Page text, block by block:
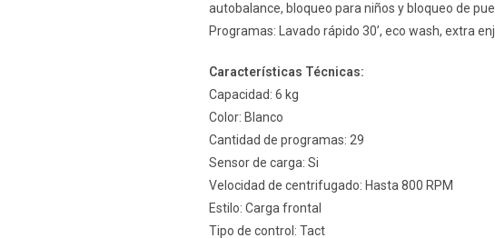
autobalance, bloqueo para niños y bloqueo de
Programas: Lavado rápido 30’, eco wash, extra
Características Técnicas:
Capacidad: 6 kg
Color: Blanco
Cantidad de programas: 29
Sensor de carga: Si
Velocidad de centrifugado: Hasta 800 RPM
Estilo: Carga frontal
Tipo de control: Tact